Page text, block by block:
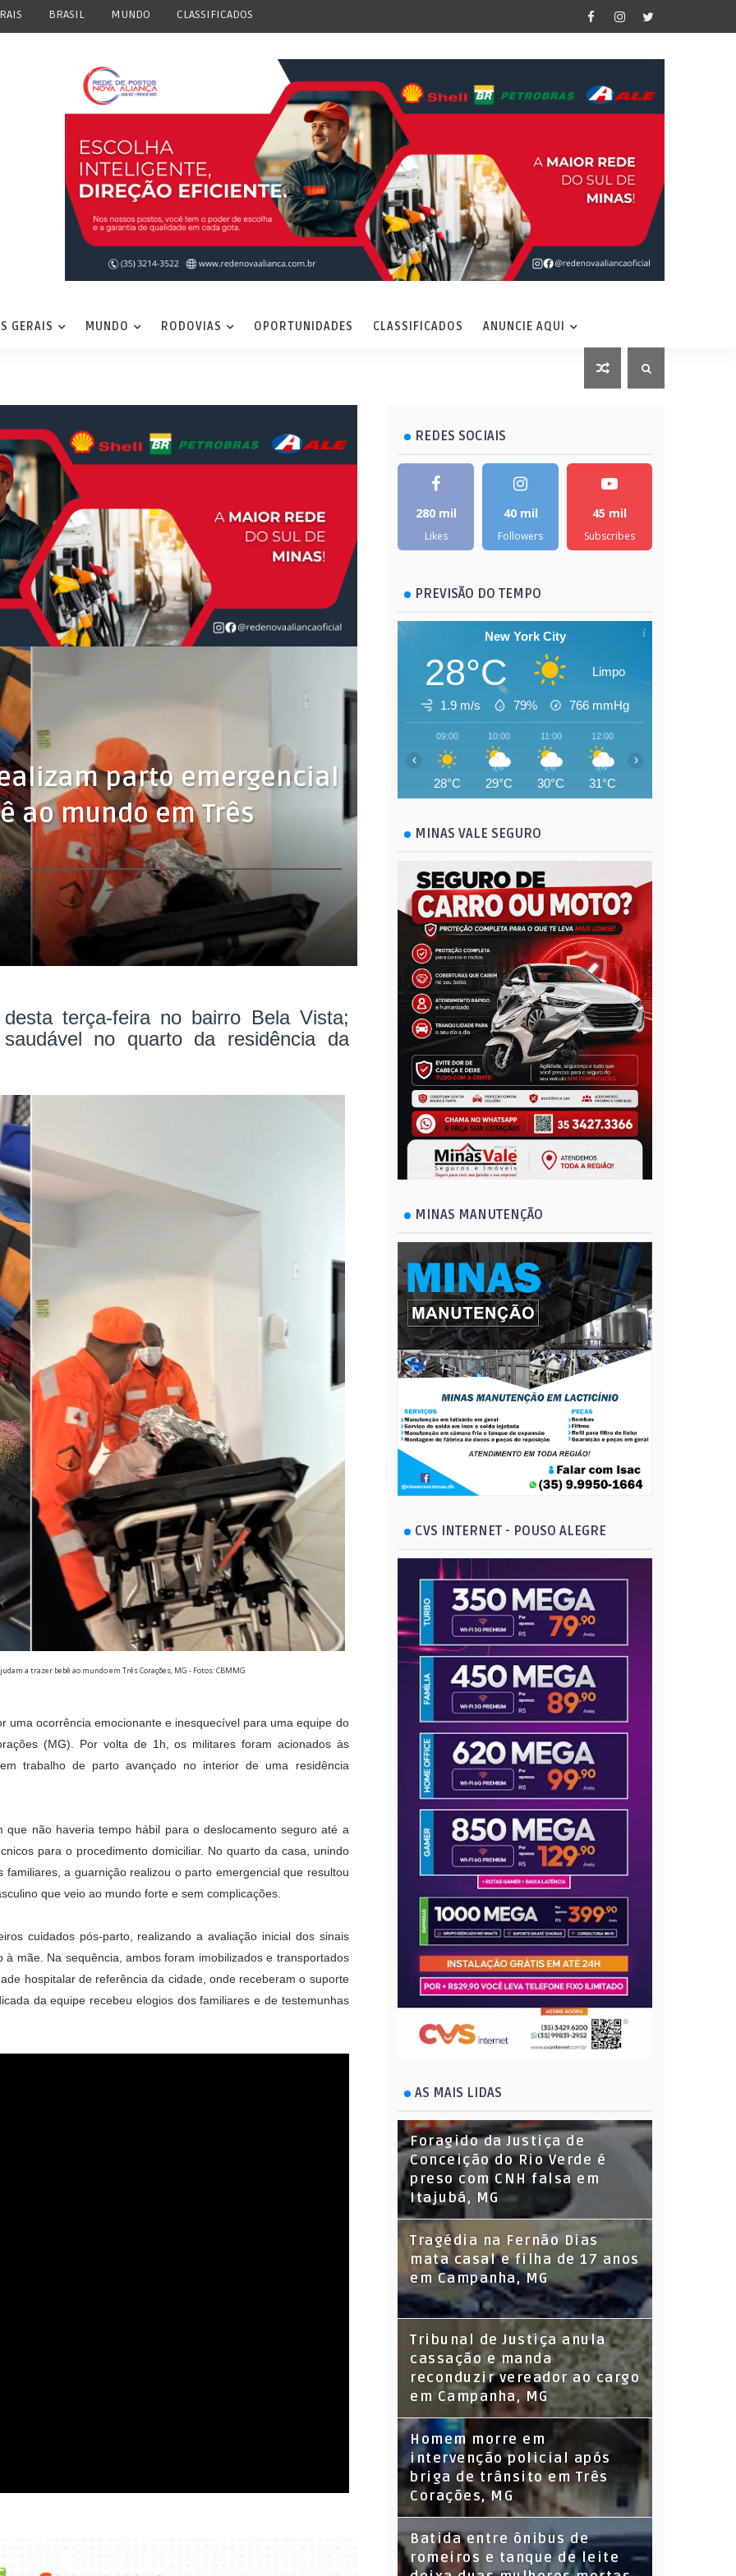
BRASIL MUNDO CLASSIFICADOS
GERAIS MUNDO RODOVIAS OPORTUNIDADES CLASSIFICADOS ANUNCIE AQUI
parto emergencial
ao mundo em Três
terça-feira no bairro Bela Vista;
no quarto da residência da
a trazer bebê ao mundo em Três Corações, MG - Fotos: CBMMG
uma ocorrência emocionante e inesquecível para uma equipe do
(MG). Por volta de 1h, os militares foram acionados às
trabalho de parto avançado no interior de uma residência
não haveria tempo hábil para o deslocamento seguro até a
para o procedimento domiciliar. No quarto da casa, unindo
a guarnição realizou o parto emergencial que resultou
que veio ao mundo forte e sem complicações.
cuidados pós-parto, realizando a avaliação inicial dos sinais
mãe. Na sequência, ambos foram imobilizados e transportados
hospitalar de referência da cidade, onde receberam o suporte
da equipe recebeu elogios dos familiares e de testemunhas
REDES SOCIAIS
280 mil
Likes
40 mil
Followers
45 mil
Subscribes
PREVISÃO DO TEMPO
New York City
28°C Limpo
1.9 m/s 79% 766 mmHg
09:00
28°C
10:00
29°C
11:00
30°C
12:00
31°C
‹ ›
MINAS VALE SEGURO
MINAS MANUTENÇÃO
CVS INTERNET - POUSO ALEGRE
AS MAIS LIDAS
Foragido da Justiça de
Conceição do Rio Verde é
preso com CNH falsa em
Itajubá, MG
Tragédia na Fernão Dias
mata casal e filha de 17 anos
em Campanha, MG
Tribunal de Justiça anula
cassação e manda
reconduzir vereador ao cargo
em Campanha, MG
Homem morre em
intervenção policial após
briga de trânsito em Três
Corações, MG
Batida entre ônibus de
romeiros e tanque de leite